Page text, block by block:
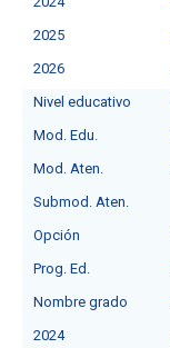
2025
2026
Nivel educativo
Mod. Edu.
Mod. Aten.
Submod. Aten.
Opción
Prog. Ed.
Nombre grado
2024